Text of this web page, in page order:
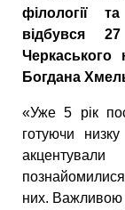
філології
відбувся
Черкаського
Богдана
«Уже 5 рік
готуючи
них. Важливою